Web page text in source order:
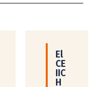
El
CE
IIC
H